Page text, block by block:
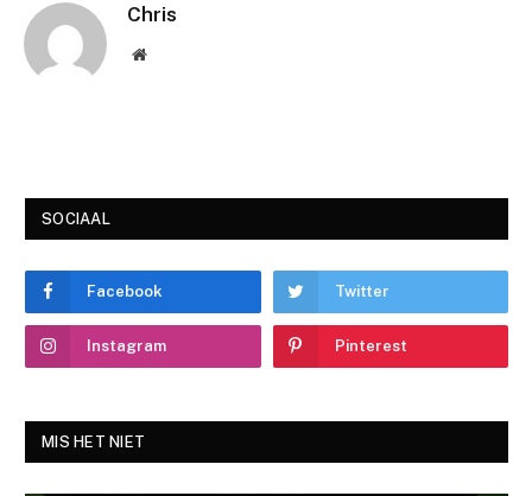
Chris
Website
SOCIAAL
Facebook Twitter
Instagram Pinterest
MIS HET NIET